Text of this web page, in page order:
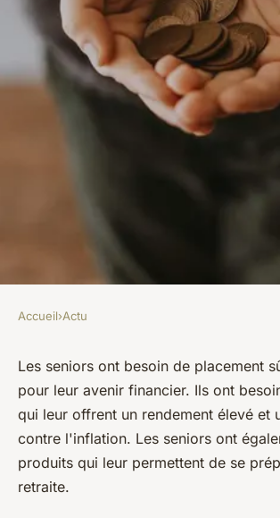
Quels placements
seniors ?
lothaire •22 octobre 2022•7 min de lecture
Accueil›Actu
Les seniors ont besoin de placement
pour leur avenir financier. Ils ont
qui leur offrent un rendement élevé et
contre l'inflation. Les seniors ont
produits qui leur permettent de se
retraite.